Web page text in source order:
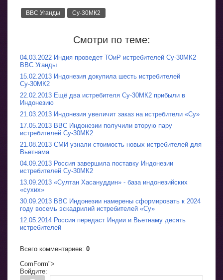
ВВС Уганды Су-30МК2
Смотри по теме:
04.03.2022 Индия проведет ТОиР истребителей Су-30МК2
ВВС Уганды
15.02.2013 Индонезия докупила шесть истребителей
Су-30МК2
22.02.2013 Ещё два истребителя Су-30МК2 прибыли в
Индонезию
21.03.2013 Индонезия увеличит заказ на истребители «Су»
17.05.2013 ВВС Индонезии получили вторую пару
истребителей Су-30МК2
21.08.2013 СМИ узнали стоимость новых истребителей для
Вьетнама
04.09.2013 Россия завершила поставку Индонезии
истребителей Су-30МК2
13.09.2013 «Султан Хасануддин» - база индонезийских
«сухих»
30.09.2013 ВВС Индонезии намерены сформировать к 2024
году восемь эскадрилий истребителей «Су»
12.05.2014 Россия передаст Индии и Вьетнаму десять
истребителей
Всего комментариев: 0
ComForm">
Войдите: